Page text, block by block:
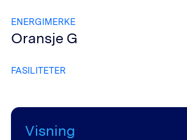
ENERGIMERKE
Oransje G
FASILITETER
Visning